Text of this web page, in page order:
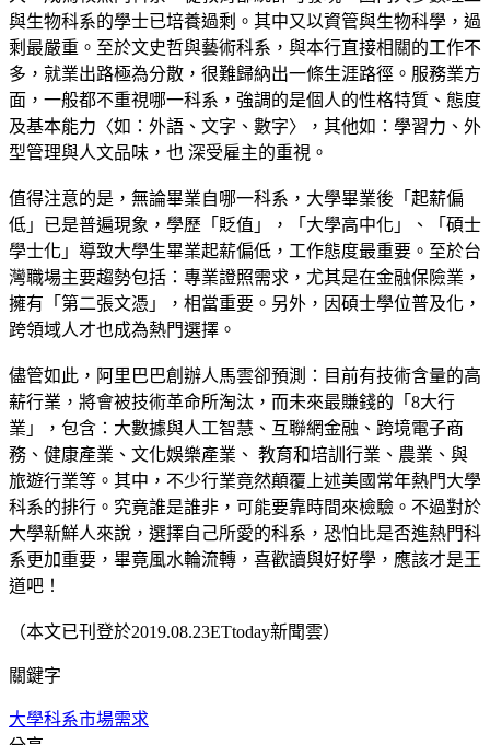
與⽣物科系的學⼠已培養過剩。其中⼜以資管與⽣物科學，過
剩最嚴重。⾄於⽂史哲與藝術科系，與本⾏直接相關的⼯作不
多，就業出路極為分散，很難歸納出⼀條⽣涯路徑。服務業⽅
⾯，⼀般都不重視哪⼀科系，強調的是個⼈的性格特質、態度
及基本能⼒〈如：外語、⽂字、數字〉，其他如：學習⼒、外
型管理與⼈⽂品味，也 深受雇主的重視。
值得注意的是，無論畢業⾃哪⼀科系，⼤學畢業後「起薪偏
低」已是普遍現象，學歷「貶值」，「⼤學⾼中化」、「碩⼠
學⼠化」導致⼤學⽣畢業起薪偏低，⼯作態度最重要。⾄於台
灣職場主要趨勢包括：專業證照需求，尤其是在⾦融保險業，
擁有「第⼆張⽂憑」，相當重要。另外，因碩⼠學位普及化，
跨領域⼈才也成為熱⾨選擇。
儘管如此，阿⾥巴巴創辦⼈⾺雲卻預測：⽬前有技術含量的⾼
薪⾏業，將會被技術⾰命所淘汰，⽽未來最賺錢的「8⼤⾏
業」，包含：⼤數據與⼈⼯智慧、互聯網⾦融、跨境電⼦商
務、健康產業、⽂化娛樂產業、 教育和培訓⾏業、農業、與
旅遊⾏業等。其中，不少⾏業竟然顛覆上述美國常年熱⾨⼤學
科系的排⾏。究竟誰是誰非，可能要靠時間來檢驗。不過對於
⼤學新鮮⼈來說，選擇⾃⼰所愛的科系，恐怕比是否進熱⾨科
系更加重要，畢竟風⽔輪流轉，喜歡讀與好好學，應該才是王
道吧！
（本文已刊登於2019.08.23ETtoday新聞雲）
關鍵字
大學科系市場需求